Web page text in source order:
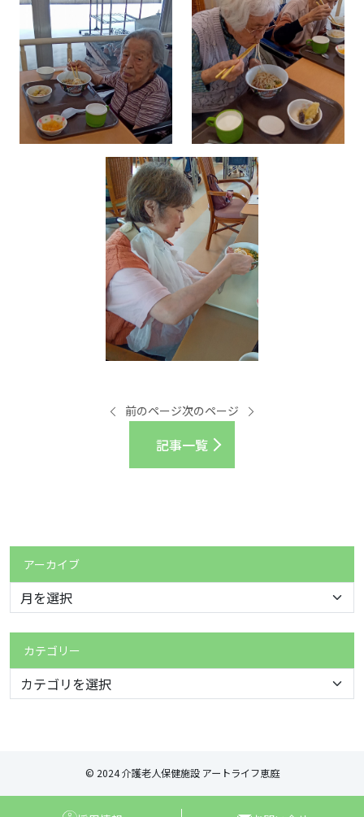
前のページ
記事一覧
次のページ
アーカイブ
カテゴリー
© 2024 介護老人保健施設 アートライフ恵庭